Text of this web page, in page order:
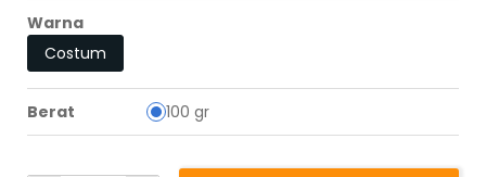
Warna
Costum
Berat 100 gr